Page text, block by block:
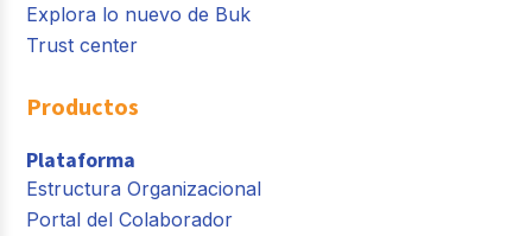
Explora lo nuevo de Buk
Trust center
Productos
Plataforma
Estructura Organizacional
Portal del Colaborador